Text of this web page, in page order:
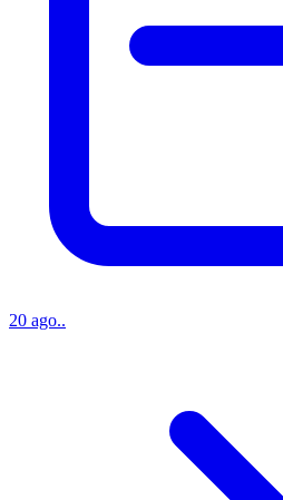
20 ago..